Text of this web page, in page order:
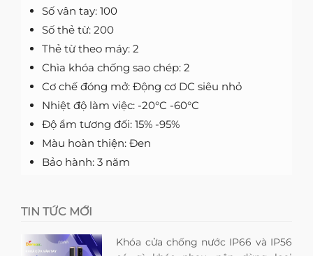
Số vân tay: 100
Số thẻ từ: 200
Thẻ từ theo máy: 2
Chìa khóa chống sao chép: 2
Cơ chế đóng mở: Động cơ DC siêu nhỏ
Nhiệt độ làm việc: -20°C -60°C
Độ ẩm tương đối: 15% -95%
Màu hoàn thiện: Đen
Bảo hành: 3 năm
TIN TỨC MỚI
Khóa cửa chống nước IP66 và IP56